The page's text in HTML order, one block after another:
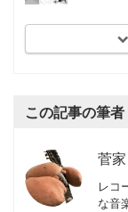
この記事の筆者
菅
レコ
な音